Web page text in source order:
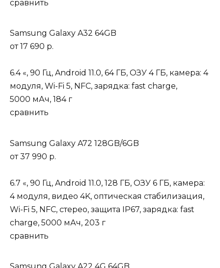
сравнить
Samsung Galaxy A32 64GB
от17 690 р.
6.4 «, 90 Гц, Android 11.0, 64 ГБ, ОЗУ 4 ГБ, камера: 4
модуля, Wi-Fi 5, NFC, зарядка: fast charge,
5000 мАч, 184 г
сравнить
Samsung Galaxy A72 128GB/6GB
от37 990 р.
6.7 «, 90 Гц, Android 11.0, 128 ГБ, ОЗУ 6 ГБ, камера:
4 модуля, видео 4K, оптическая стабилизация,
Wi-Fi 5, NFC, стерео, защита IP67, зарядка: fast
charge, 5000 мАч, 203 г
сравнить